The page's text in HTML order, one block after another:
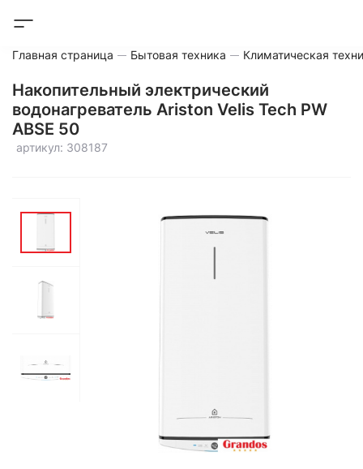
Главная страница Бытовая техника Климатическая
Накопительный электрический
водонагреватель Ariston Velis Tech PW
ABSE 50
артикул: 308187